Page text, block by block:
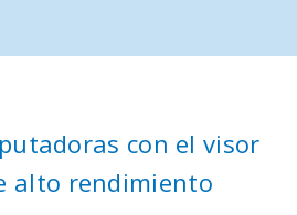
con el visor
alto rendimiento